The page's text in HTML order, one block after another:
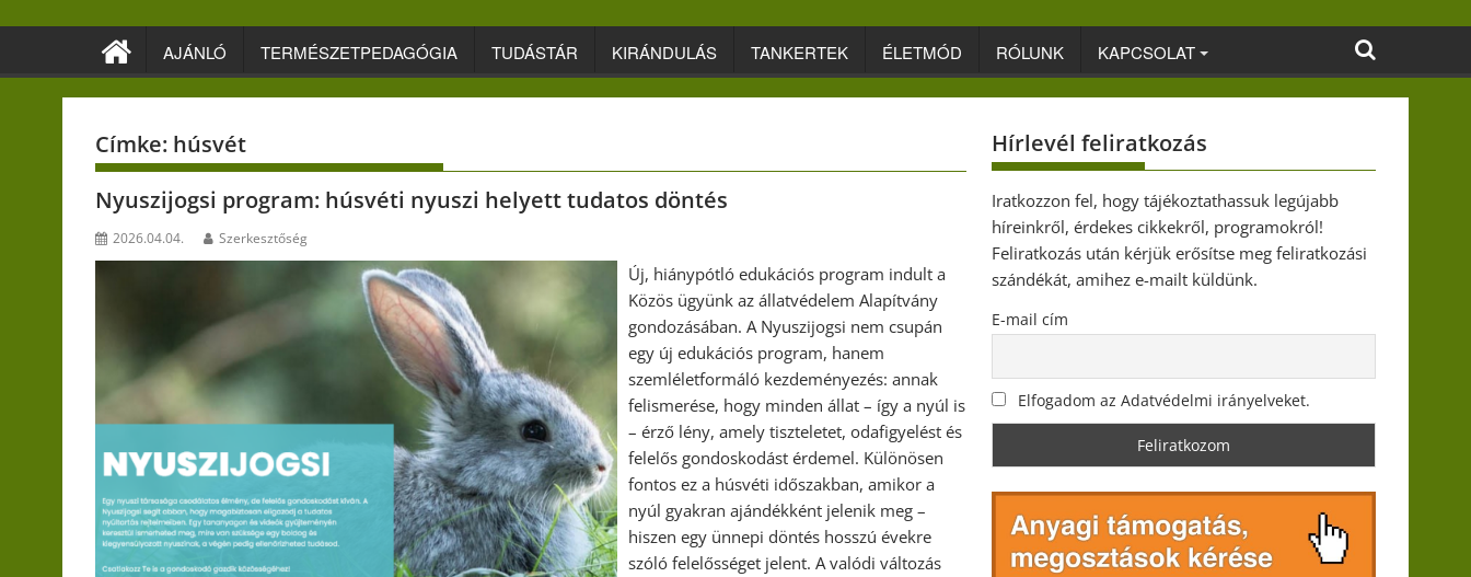
AJÁNLÓ TERMÉSZETPEDAGÓGIA TUDÁSTÁR KIRÁNDULÁS TANKERTEK ÉLETMÓD RÓLUNK KAPCSOLAT
Címke: húsvét
Nyuszijogsi program: húsvéti nyuszi helyett tudatos döntés
2026.04.04. Szerkesztőség
Új, hiánypótló edukációs program indult a
Közös ügyünk az állatvédelem Alapítvány
gondozásában. A Nyuszijogsi nem csupán
egy új edukációs program, hanem
szemléletformáló kezdeményezés: annak
felismerése, hogy minden állat – így a nyúl is
– érző lény, amely tiszteletet, odafigyelést és
felelős gondoskodást érdemel. Különösen
fontos ez a húsvéti időszakban, amikor a
nyúl gyakran ajándékként jelenik meg –
hiszen egy ünnepi döntés hosszú évekre
szóló felelősséget jelent. A valódi változás
Hírlevél feliratkozás
Iratkozzon fel, hogy tájékoztathassuk legújabb
híreinkről, érdekes cikkekről, programokról!
Feliratkozás után kérjük erősítse meg feliratkozási
szándékát, amihez e-mailt küldünk.
E-mail cím
Elfogadom az Adatvédelmi irányelveket.